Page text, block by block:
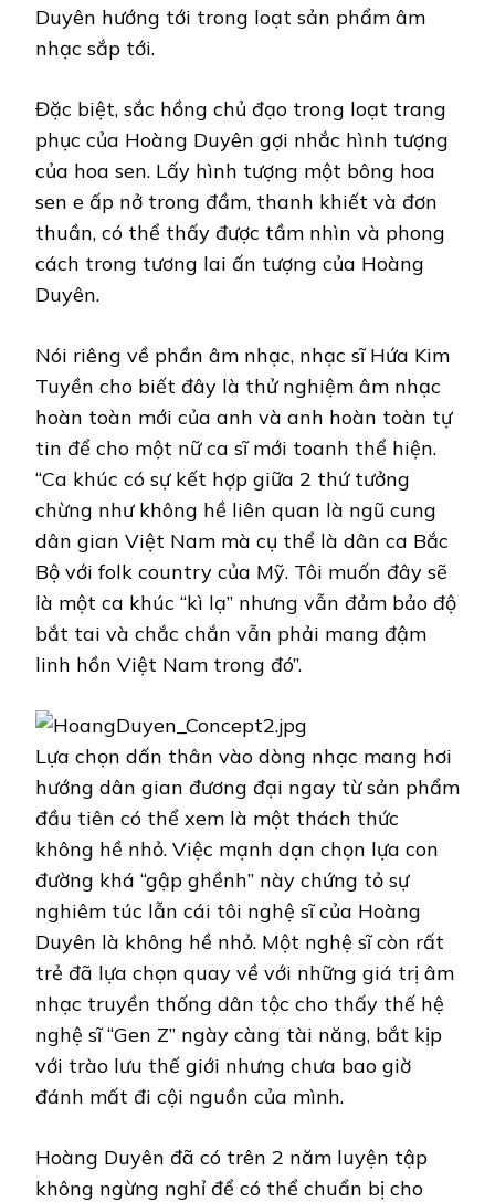
Duyên hướng tới trong loạt sản phẩm âm
nhạc sắp tới.
Đặc biệt, sắc hồng chủ đạo trong loạt trang
phục của Hoàng Duyên gợi nhắc hình tượng
của hoa sen. Lấy hình tượng một bông hoa
sen e ấp nở trong đầm, thanh khiết và đơn
thuần, có thể thấy được tầm nhìn và phong
cách trong tương lai ấn tượng của Hoàng
Duyên.
Nói riêng về phần âm nhạc, nhạc sĩ Hứa Kim
Tuyền cho biết đây là thử nghiệm âm nhạc
hoàn toàn mới của anh và anh hoàn toàn tự
tin để cho một nữ ca sĩ mới toanh thể hiện.
“Ca khúc có sự kết hợp giữa 2 thứ tưởng
chừng như không hề liên quan là ngũ cung
dân gian Việt Nam mà cụ thể là dân ca Bắc
Bộ với folk country của Mỹ. Tôi muốn đây sẽ
là một ca khúc “kì lạ” nhưng vẫn đảm bảo độ
bắt tai và chắc chắn vẫn phải mang đậm
linh hồn Việt Nam trong đó”.
Lựa chọn dấn thân vào dòng nhạc mang hơi
hướng dân gian đương đại ngay từ sản phẩm
đầu tiên có thể xem là một thách thức
không hề nhỏ. Việc mạnh dạn chọn lựa con
đường khá “gập ghềnh” này chứng tỏ sự
nghiêm túc lẫn cái tôi nghệ sĩ của Hoàng
Duyên là không hề nhỏ. Một nghệ sĩ còn rất
trẻ đã lựa chọn quay về với những giá trị âm
nhạc truyền thống dân tộc cho thấy thế hệ
nghệ sĩ “Gen Z” ngày càng tài năng, bắt kịp
với trào lưu thế giới nhưng chưa bao giờ
đánh mất đi cội nguồn của mình.
Hoàng Duyên đã có trên 2 năm luyện tập
không ngừng nghỉ để có thể chuẩn bị cho